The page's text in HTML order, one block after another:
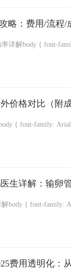
略：费用/流程/
2025第三代试管PGS全攻
价格对比（附
试管婴儿技术代次费用差异（2025年最新）
生详解：输卵
结扎后生育选择：输卵管复通 vs 试管
费用透明化：